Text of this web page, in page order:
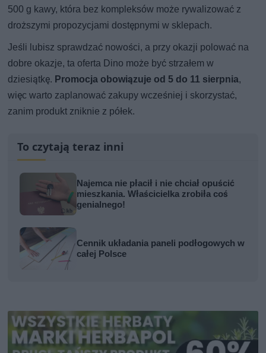
500 g kawy, która bez kompleksów może rywalizować z
droższymi propozycjami dostępnymi w sklepach.
Jeśli lubisz sprawdzać nowości, a przy okazji polować na
dobre okazje, ta oferta Dino może być strzałem w
dziesiątkę. Promocja obowiązuje od 5 do 11 sierpnia,
więc warto zaplanować zakupy wcześniej i skorzystać,
zanim produkt zniknie z półek.
To czytają teraz inni
Najemca nie płacił i nie chciał opuścić
mieszkania. Właścicielka zrobiła coś
genialnego!
Cennik układania paneli podłogowych w
całej Polsce